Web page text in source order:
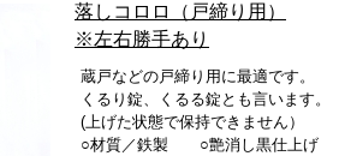
落しコロロ（戸締り用）
※左右勝手あり
蔵戸などの戸締り用に最適です。
くるり錠、くるる錠とも言います。
(上げた状態で保持できません）
○材質／鉄製 ○艶消し黒仕上げ